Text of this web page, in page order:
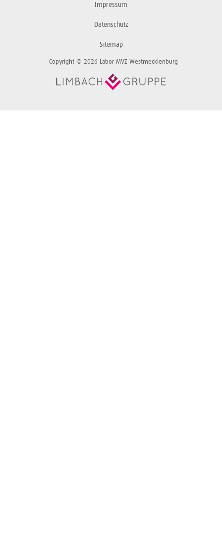
Impressum
Datenschutz
Sitemap
Copyright © 2026 Labor MVZ Westmecklenburg